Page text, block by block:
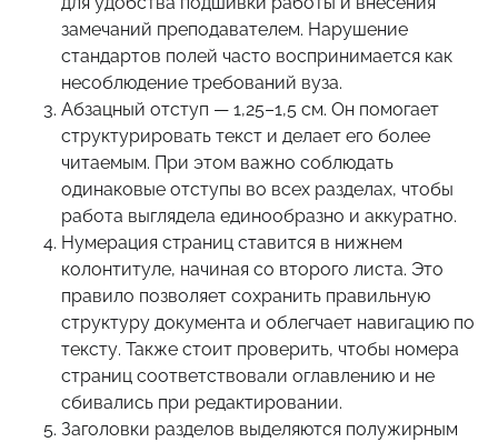
замечаний преподавателем. Нарушение
стандартов полей часто воспринимается как
несоблюдение требований вуза.
Абзацный отступ — 1,25–1,5 см. Он помогает
структурировать текст и делает его более
читаемым. При этом важно соблюдать
одинаковые отступы во всех разделах, чтобы
работа выглядела единообразно и аккуратно.
Нумерация страниц ставится в нижнем
колонтитуле, начиная со второго листа. Это
правило позволяет сохранить правильную
структуру документа и облегчает навигацию по
тексту. Также стоит проверить, чтобы номера
страниц соответствовали оглавлению и не
сбивались при редактировании.
Заголовки разделов выделяются полужирным